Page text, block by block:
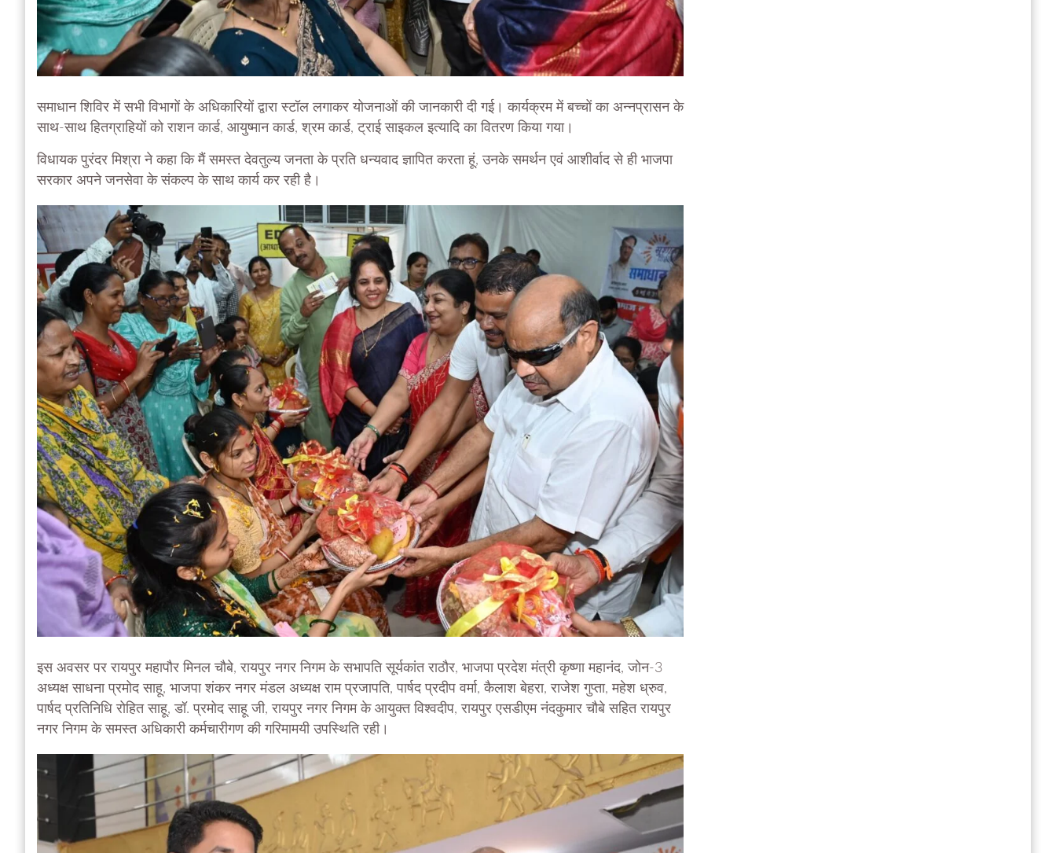
समाधान शिविर में सभी विभागों के अधिकारियों द्वारा स्टॉल लगाकर योजनाओं की जानकारी दी गई। कार्यक्रम में बच्चों का अन्नप्रासन के
साथ-साथ हितग्राहियों को राशन कार्ड, आयुष्मान कार्ड, श्रम कार्ड, ट्राई साइकल इत्यादि का वितरण किया गया।
विधायक पुरंदर मिश्रा ने कहा कि मैं समस्त देवतुल्य जनता के प्रति धन्यवाद ज्ञापित करता हूं, उनके समर्थन एवं आशीर्वाद से ही भाजपा
सरकार अपने जनसेवा के संकल्प के साथ कार्य कर रही है।
इस अवसर पर रायपुर महापौर मिनल चौबे, रायपुर नगर निगम के सभापति सूर्यकांत राठौर, भाजपा प्रदेश मंत्री कृष्णा महानंद, जोन-3
अध्यक्ष साधना प्रमोद साहू, भाजपा शंकर नगर मंडल अध्यक्ष राम प्रजापति, पार्षद प्रदीप वर्मा, कैलाश बेहरा, राजेश गुप्ता, महेश ध्रुव,
पार्षद प्रतिनिधि रोहित साहू, डॉ. प्रमोद साहू जी, रायपुर नगर निगम के आयुक्त विश्वदीप, रायपुर एसडीएम नंदकुमार चौबे सहित रायपुर
नगर निगम के समस्त अधिकारी कर्मचारीगण की गरिमामयी उपस्थिति रही।